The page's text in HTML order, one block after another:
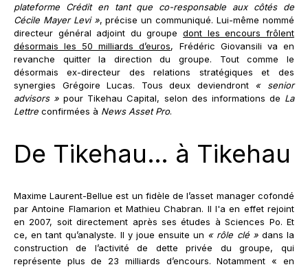
plateforme Crédit en tant que co-responsable aux côtés de
Cécile Mayer Levi », précise un communiqué. Lui-même nommé
directeur général adjoint du groupedont les encours frôlent
désormais les 50 milliards d’euros, Frédéric Giovansili va en
revanche quitter la direction du groupe. Tout comme le
désormais ex-directeur des relations stratégiques et des
synergies Grégoire Lucas. Tous deux deviendront « senior
advisors » pour Tikehau Capital, selon des informations de La
Lettre confirmées à News Asset Pro.
De Tikehau… à Tikehau
Maxime Laurent-Bellue est un fidèle de l’asset manager cofondé
par Antoine Flamarion et Mathieu Chabran. Il l'a en effet rejoint
en 2007, soit directement après ses études à Sciences Po. Et
ce, en tant qu’analyste. Il y joue ensuite un « rôle clé »dans la
construction de l’activité de dette privée du groupe, qui
représente plus de 23 milliards d’encours. Notamment « en